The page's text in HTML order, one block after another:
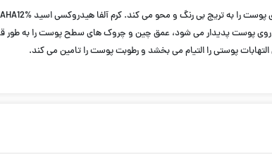
بر روی پوست پدیدار می شود، عمق چین و چروک های سطح پوست را به
التهابات پوستی را التیام می بخشد و رطوبت پوست را تامین می کند.